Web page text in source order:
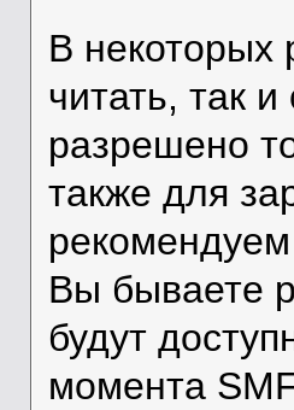
В некоторых
читать, так
разрешено
также для
рекомендуем
Вы бываете
будут
момента